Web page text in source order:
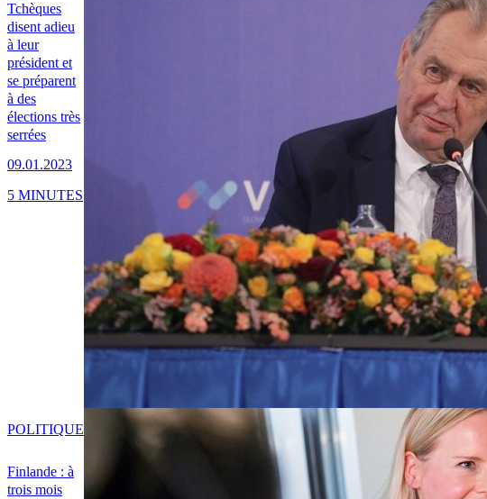
Tchèques
disent adieu
à leur
président et
se préparent
à des
élections très
serrées
09.01.2023
5 MINUTES
Finlande : à
trois mois
POLITIQUE